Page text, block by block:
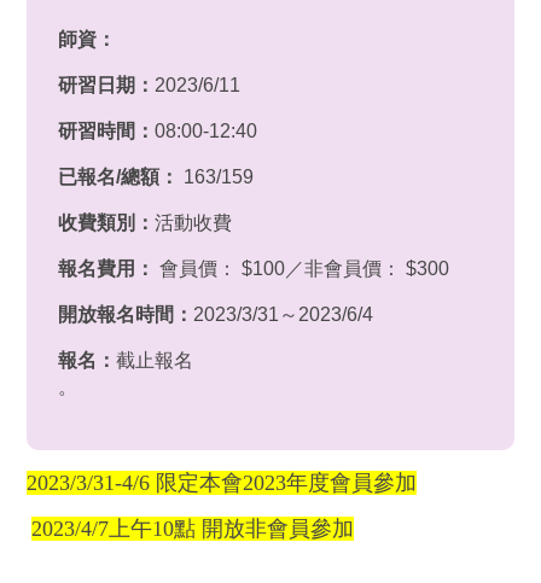
師資：
研習日期： 2023/6/11
研習時間： 08:00-12:40
已報名/總額： 163/159
收費類別： 活動收費
報名費用： 會員價： $100／非會員價： $300
開放報名時間： 2023/3/31～2023/6/4
報名： 截止報名
。
2023/3/31-4/6 限定本會2023年度會員參加
2023/4/7上午10點 開放非會員參加